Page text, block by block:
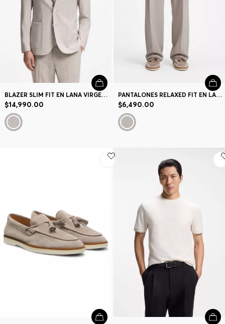
BLAZER SLIM FIT EN LANA VIRGEN CON MICROESTAMPADO
$14,990.00
PANTALONES RELAXED FIT EN LANA VIRGEN CON MOTIVO
$6,490.00